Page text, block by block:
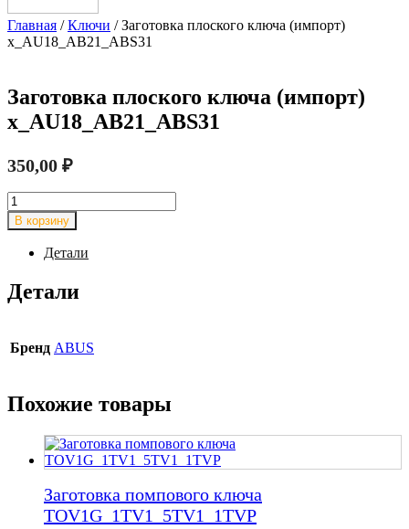
Главная /Ключи / Заготовка плоского ключа (импорт)
x_AU18_AB21_ABS31
Заготовка плоского ключа (импорт)
x_AU18_AB21_ABS31
350,00 ₽
Количество
товара
Заготовка
плоского
ключа
(импорт)
x_AU18_AB21_ABS31
В корзину
Детали
Детали
Бренд ABUS
Похожие товары
Заготовка помпового ключа
TOV1G_1TV1_5TV1_1TVP